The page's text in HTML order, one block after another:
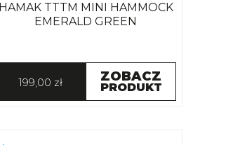
HAMAK TTTM MINI HAMMOCK
EMERALD GREEN
199,00 zł ZOBACZ
PRODUKT